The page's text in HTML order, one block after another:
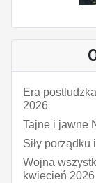
Era
2026
Tajne i jawne
Siły porządku
Wojna
kwiecień 2026